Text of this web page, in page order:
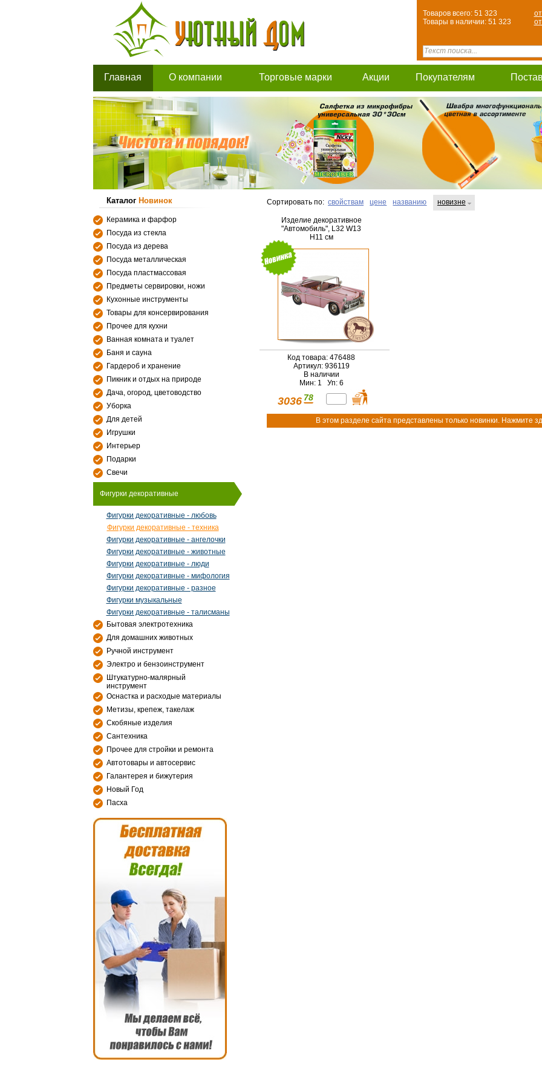
Товаров всего: 51 323
Товары в наличии: 51 323
Главная О компании Торговые марки Акции Покупателям
Каталог Новинок
Керамика и фарфор
Посуда из стекла
Посуда из дерева
Посуда металлическая
Посуда пластмассовая
Предметы сервировки, ножи
Кухонные инструменты
Товары для консервирования
Прочее для кухни
Ванная комната и туалет
Баня и сауна
Гардероб и хранение
Пикник и отдых на природе
Дача, огород, цветоводство
Уборка
Для детей
Игрушки
Интерьер
Подарки
Свечи
Фигурки декоративные
Фигурки декоративные - любовь
Фигурки декоративные - техника
Фигурки декоративные - ангелочки
Фигурки декоративные - животные
Фигурки декоративные - люди
Фигурки декоративные - мифология
Фигурки декоративные - разное
Фигурки музыкальные
Фигурки декоративные - талисманы
Бытовая электротехника
Для домашних животных
Ручной инструмент
Электро и бензоинструмент
Штукатурно-малярный
инструмент
Оснастка и расходые материалы
Метизы, крепеж, такелаж
Скобяные изделия
Сантехника
Прочее для стройки и ремонта
Автотовары и автосервис
Галантерея и бижутерия
Новый Год
Пасха
Сортировать по: свойствам цене названию новизне
Изделие декоративное
"Автомобиль", L32 W13
H11 см
Код товара: 476488
Артикул: 936119
В наличии
Мин: 1 Уп: 6
3036 78
В этом разделе сайта представлены только новинки. Нажмите